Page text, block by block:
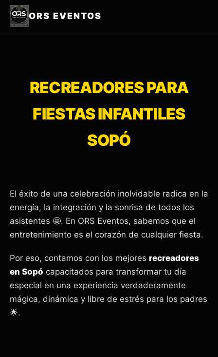
ORS EVENTOS
RECREADORES PARA
FIESTAS INFANTILES
SOPÓ
El éxito de una celebración inolvidable radica en la
energía, la integración y la sonrisa de todos los
asistentes 🤩. En ORS Eventos, sabemos que el
entretenimiento es el corazón de cualquier fiesta.
Por eso, contamos con los mejores recreadores
en Sopó capacitados para transformar tu día
especial en una experiencia verdaderamente
mágica, dinámica y libre de estrés para los padres
🌟.